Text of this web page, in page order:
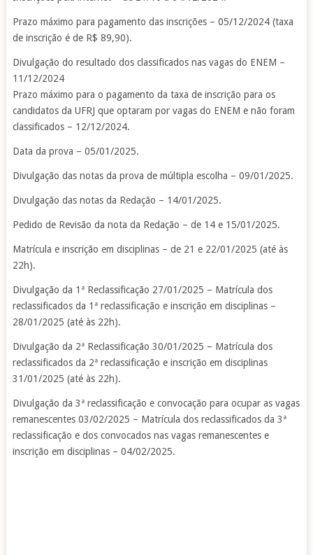
Prazo máximo para pagamento das inscrições – 05/12/2024 (taxa
de inscrição é de R$ 89,90).
Divulgação do resultado dos classificados nas vagas do ENEM –
11/12/2024
Prazo máximo para o pagamento da taxa de inscrição para os
candidatos da UFRJ que optaram por vagas do ENEM e não foram
classificados – 12/12/2024.
Data da prova – 05/01/2025.
Divulgação das notas da prova de múltipla escolha – 09/01/2025.
Divulgação das notas da Redação – 14/01/2025.
Pedido de Revisão da nota da Redação – de 14 e 15/01/2025.
Matrícula e inscrição em disciplinas – de 21 e 22/01/2025 (até às
22h).
Divulgação da 1ª Reclassificação 27/01/2025 – Matrícula dos
reclassificados da 1ª reclassificação e inscrição em disciplinas –
28/01/2025 (até às 22h).
Divulgação da 2ª Reclassificação 30/01/2025 – Matrícula dos
reclassificados da 2ª reclassificação e inscrição em disciplinas
31/01/2025 (até às 22h).
Divulgação da 3ª reclassificação e convocação para ocupar as vagas
remanescentes 03/02/2025 – Matrícula dos reclassificados da 3ª
reclassificação e dos convocados nas vagas remanescentes e
inscrição em disciplinas – 04/02/2025.